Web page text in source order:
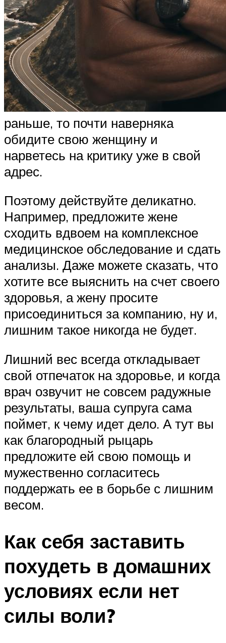
раньше, то почти наверняка
обидите свою женщину и
нарветесь на критику уже в свой
адрес.
Поэтому действуйте деликатно.
Например, предложите жене
сходить вдвоем на комплексное
медицинское обследование и сдать
анализы. Даже можете сказать, что
хотите все выяснить на счет своего
здоровья, а жену просите
присоединиться за компанию, ну и,
лишним такое никогда не будет.
Лишний вес всегда откладывает
свой отпечаток на здоровье, и когда
врач озвучит не совсем радужные
результаты, ваша супруга сама
поймет, к чему идет дело. А тут вы
как благородный рыцарь
предложите ей свою помощь и
мужественно согласитесь
поддержать ее в борьбе с лишним
весом.
Как себя заставить
похудеть в домашних
условиях если нет
силы воли?